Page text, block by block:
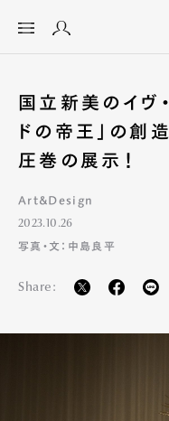
国立新美のイヴ
ドの帝王」の創
圧巻の展示！
Art&Design
2023.10.26
写真・文：中島良平
Share: